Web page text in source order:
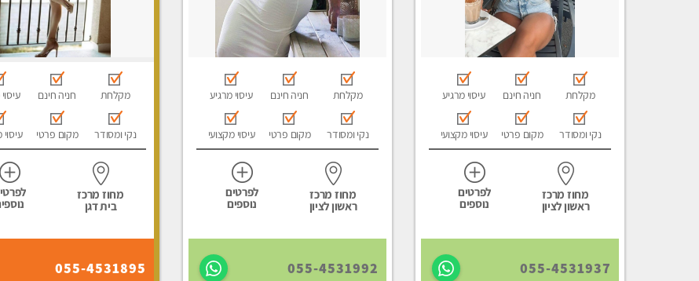
מקלחת חניה חינם עיסוי מרגיע
נקי ומסודר מקום פרטי עיסוי מקצועי
מחוז מרכז
ראשון לציון
לפרטים
נוספים
055-4531937
מקלחת חניה חינם עיסוי מרגיע
נקי ומסודר מקום פרטי עיסוי מקצועי
מחוז מרכז
ראשון לציון
לפרטים
נוספים
055-4531992
מקלחת חניה חינם
נקי ומסודר מקום פרטי
מחוז מרכז
בית דגן
055-4531895